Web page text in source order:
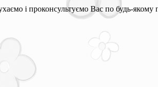
і проконсультуємо Вас по будь-